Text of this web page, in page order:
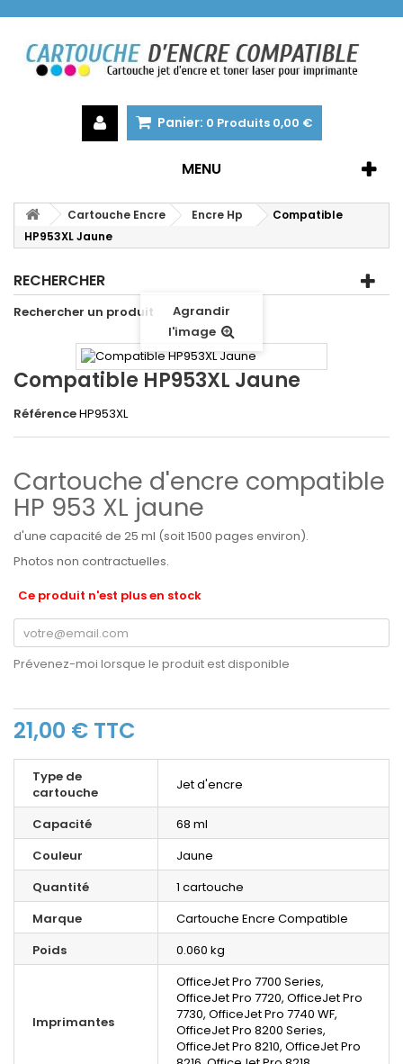
Panier: 0 Produits 0,00 €
MENU
Cartouche Encre Encre Hp
Compatible
HP953XL Jaune
RECHERCHER
Rechercher un produit
Agrandir
l'image
Compatible HP953XL Jaune
RéférenceHP953XL
Cartouche d'encre compatible
HP 953 XL jaune
d'une capacité de 25 ml (soit 1500 pages environ).
Photos non contractuelles.
Ce produit n'est plus en stock
Prévenez-moi lorsque le produit est disponible
21,00 € TTC
Type de
cartouche
Jet d'encre
Capacité
68 ml
Couleur
Jaune
Quantité
1 cartouche
Marque
Cartouche Encre Compatible
Poids
0.060 kg
Imprimantes
OfficeJet Pro 7700 Series,
OfficeJet Pro 7720, OfficeJet Pro
7730, OfficeJet Pro 7740 WF,
OfficeJet Pro 8200 Series,
OfficeJet Pro 8210, OfficeJet Pro